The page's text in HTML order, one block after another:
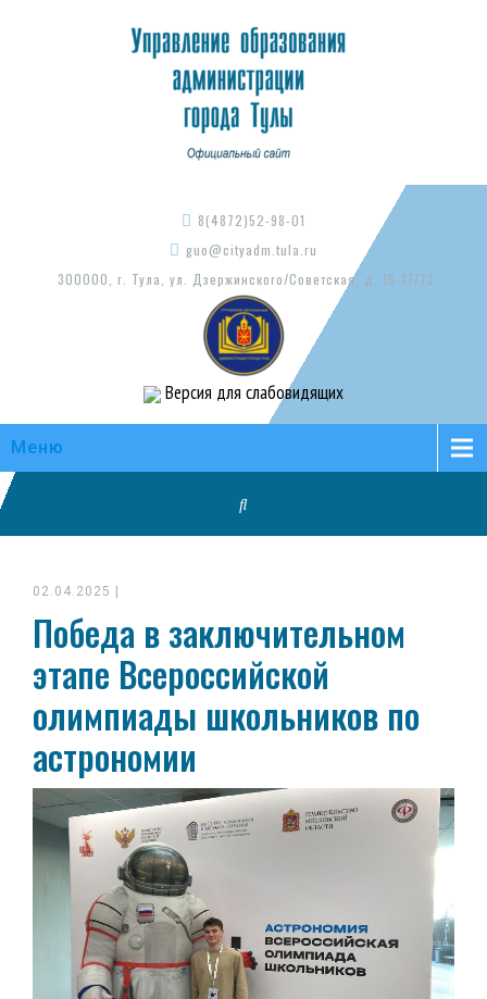
8(4872)52-98-01
guo@cityadm.tula.ru
300000, г. Тула, ул. Дзержинского/Советская, д. 15-17/73
Версия для слабовидящих
Меню
02.04.2025
Победа в заключительном
этапе Всероссийской
олимпиады школьников по
астрономии